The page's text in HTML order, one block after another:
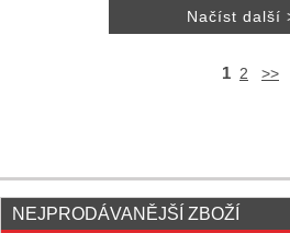
1 2 >>
NEJPRODÁVANĚJŠÍ ZBOŽÍ